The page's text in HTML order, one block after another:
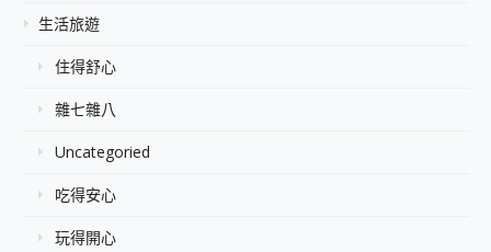
生活旅遊
住得舒心
雜七雜八
Uncategoried
吃得安心
玩得開心